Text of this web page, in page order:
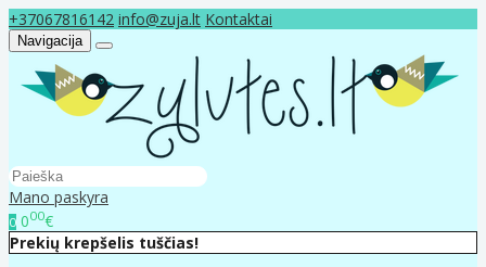
+37067816142 info@zuja.lt Kontaktai
Navigacija
Mano paskyra
0 000€
Prekių krepšelis tuščias!